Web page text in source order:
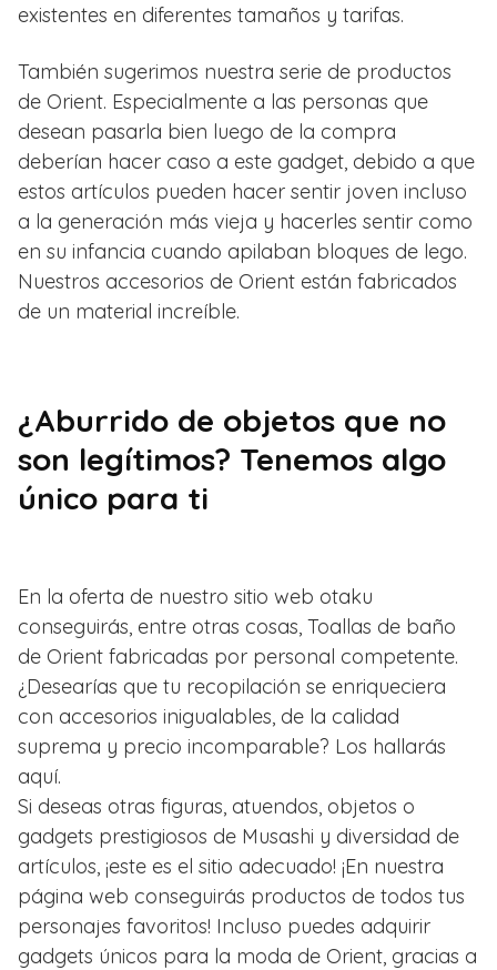
existentes en diferentes tamaños y tarifas.
También sugerimos nuestra serie de productos
de Orient. Especialmente a las personas que
desean pasarla bien luego de la compra
deberían hacer caso a este gadget, debido a que
estos artículos pueden hacer sentir joven incluso
a la generación más vieja y hacerles sentir como
en su infancia cuando apilaban bloques de lego.
Nuestros accesorios de Orient están fabricados
de un material increíble.
¿Aburrido de objetos que no
son legítimos? Tenemos algo
único para ti
En la oferta de nuestro sitio web otaku
conseguirás, entre otras cosas, Toallas de baño
de Orient fabricadas por personal competente.
¿Desearías que tu recopilación se enriqueciera
con accesorios inigualables, de la calidad
suprema y precio incomparable? Los hallarás
aquí.
Si deseas otras figuras, atuendos, objetos o
gadgets prestigiosos de Musashi y diversidad de
artículos, ¡este es el sitio adecuado! ¡En nuestra
página web conseguirás productos de todos tus
personajes favoritos! Incluso puedes adquirir
gadgets únicos para la moda de Orient, gracias a